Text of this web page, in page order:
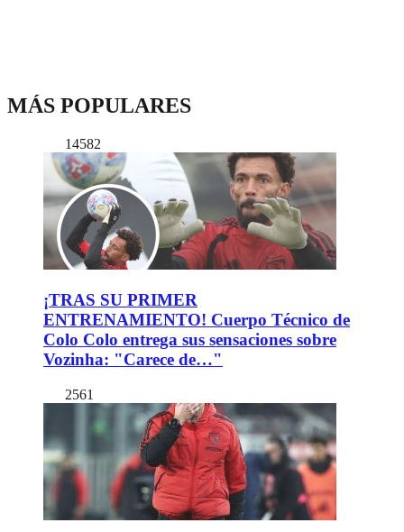
MÁS POPULARES
14582
¡TRAS SU PRIMER
ENTRENAMIENTO! Cuerpo Técnico de
Colo Colo entrega sus sensaciones sobre
Vozinha: "Carece de…"
2561